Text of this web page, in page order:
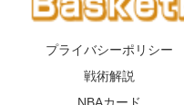
プライバシーポリシー
戦術解説